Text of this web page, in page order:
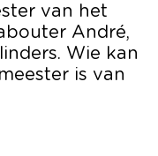
van het
André,
Wie kan
is van